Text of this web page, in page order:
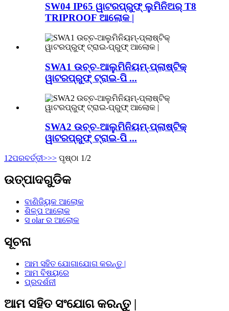
SW04 IP65 ୱାଟରପ୍ରୁଫ୍ ଲୁମିନିଅର୍ T8
TRIPROOF ଆଲୋକ |
SWA1 ଉଚ୍ଚ-ଆଲୁମିନିୟମ୍-ପ୍ଲାଷ୍ଟିକ୍
ୱାଟରପ୍ରୁଫ୍ ଟ୍ରାଇ-ପି ...
SWA2 ଉଚ୍ଚ-ଆଲୁମିନିୟମ୍-ପ୍ଲାଷ୍ଟିକ୍
ୱାଟରପ୍ରୁଫ୍ ଟ୍ରାଇ-ପି ...
1 2ପରବର୍ତ୍ତୀ>>> ପୃଷ୍ଠା 1/2
ଉତ୍ପାଦଗୁଡିକ
ବାଣିଜ୍ୟିକ ଆଲୋକ
ଶିଳ୍ପ ଆଲୋକ
ସ olar ର ଆଲୋକ
ସୂଚନା
ଆମ ସହିତ ଯୋଗାଯୋଗ କରନ୍ତୁ |
ଆମ ବିଷୟରେ
ପ୍ରଦର୍ଶନୀ
ଆମ ସହିତ ସଂଯୋଗ କରନ୍ତୁ |